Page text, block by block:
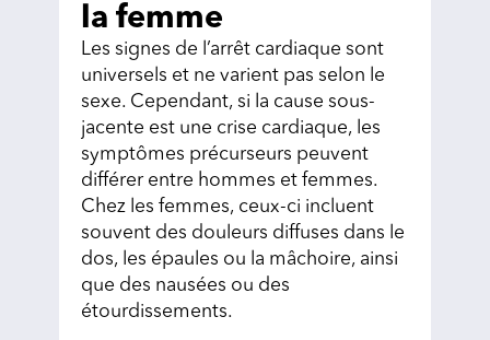
la femme
Les signes de l’arrêt cardiaque sont
universels et ne varient pas selon le
sexe. Cependant, si la cause sous-
jacente est une crise cardiaque, les
symptômes précurseurs peuvent
différer entre hommes et femmes.
Chez les femmes, ceux-ci incluent
souvent des douleurs diffuses dans le
dos, les épaules ou la mâchoire, ainsi
que des nausées ou des
étourdissements.